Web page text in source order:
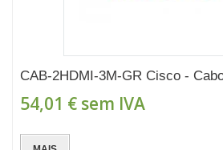
CAB-2HDMI-3M-GR Cisco -
54,01 € sem IVA